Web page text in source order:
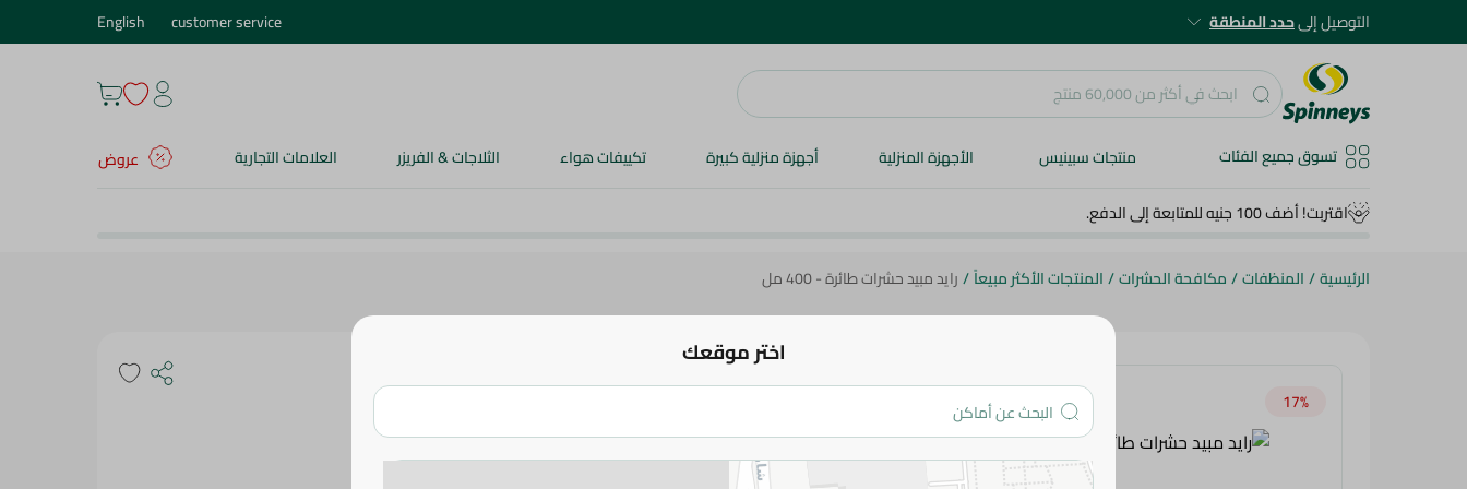
التوصيل إلىحدد المنطقة customer service
English
تسوق جميع الفئات منتجات سبينيس الأجهزة المنزلية أجهزة منزلية كبيرة تكييفات هواء الثلاجات & الفريزر العلامات التجارية
عروض
اقتربت! أضف 100 جنيه للمتابعة إلى الدفع.
الرئيسية/المنظفات/مكافحة الحشرات/المنتجات الأكثر مبيعاً/رايد مبيد حشرات طائرة - 400 مل
17‎%‎ رايد مبيد حشرات طائرة - 400 مل
104.95 جم 126.95 جم
اختر موقعك